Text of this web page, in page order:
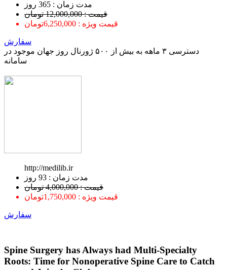
ﻣﺪﺕ ﺯﻣﺎﻥ : 365 ﺭﻭﺯ
قیمت : 12,000,000 تومان
قیمت ویژه : 6,250,000تومان
سفارش
دسترسی ۳ ماهه به بیش از ۵۰۰ ژورنال روز جهان موجود در
سامانه
http://medilib.ir
ﻣﺪﺕ ﺯﻣﺎﻥ : 93 ﺭﻭﺯ
قیمت : 4,000,000 تومان
قیمت ویژه : 1,750,000تومان
سفارش
Spine Surgery has Always had Multi-Specialty
Roots: Time for Nonoperative Spine Care to Catch